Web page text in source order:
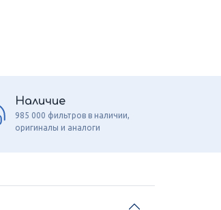
Наличие
985 000 фильтров в наличии,
оригиналы и аналоги